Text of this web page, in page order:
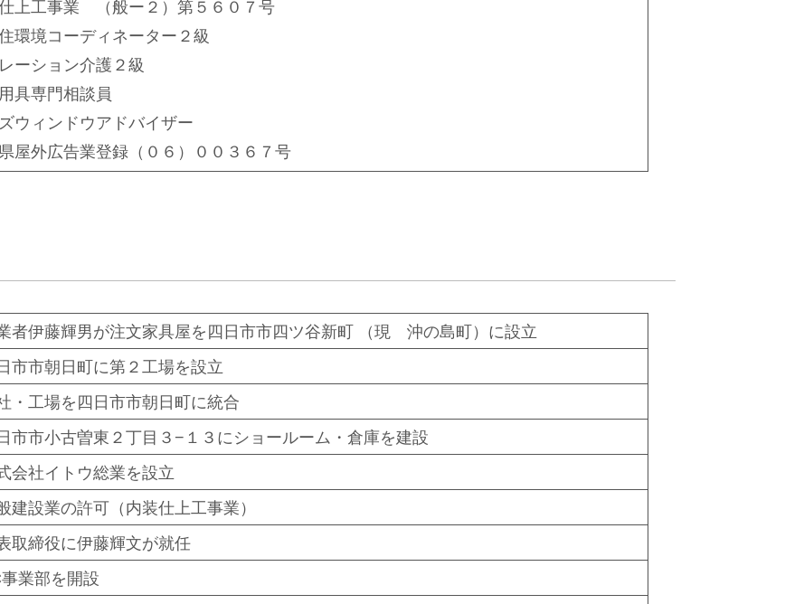
上工事業 （般ー２）第５６０７号
環境コーディネーター２級
ーション介護２級
具専門相談員
ウィンドウアドバイザー
屋外広告業登録（０６）００３６７号
者伊藤輝男が注文家具屋を四日市市四ツ谷新町 （現 沖の島町）に設立
市市朝日町に第２工場を設立
・工場を四日市市朝日町に統合
市市小古曽東２丁目３−１３にショールーム・倉庫を建設
会社イトウ総業を設立
建設業の許可（内装仕上工事業）
取締役に伊藤輝文が就任
業部を開設